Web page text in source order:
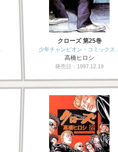
クローズ 第25巻
少年チャンピオン・コミックス…
高橋ヒロシ
発売日：1997.12.19